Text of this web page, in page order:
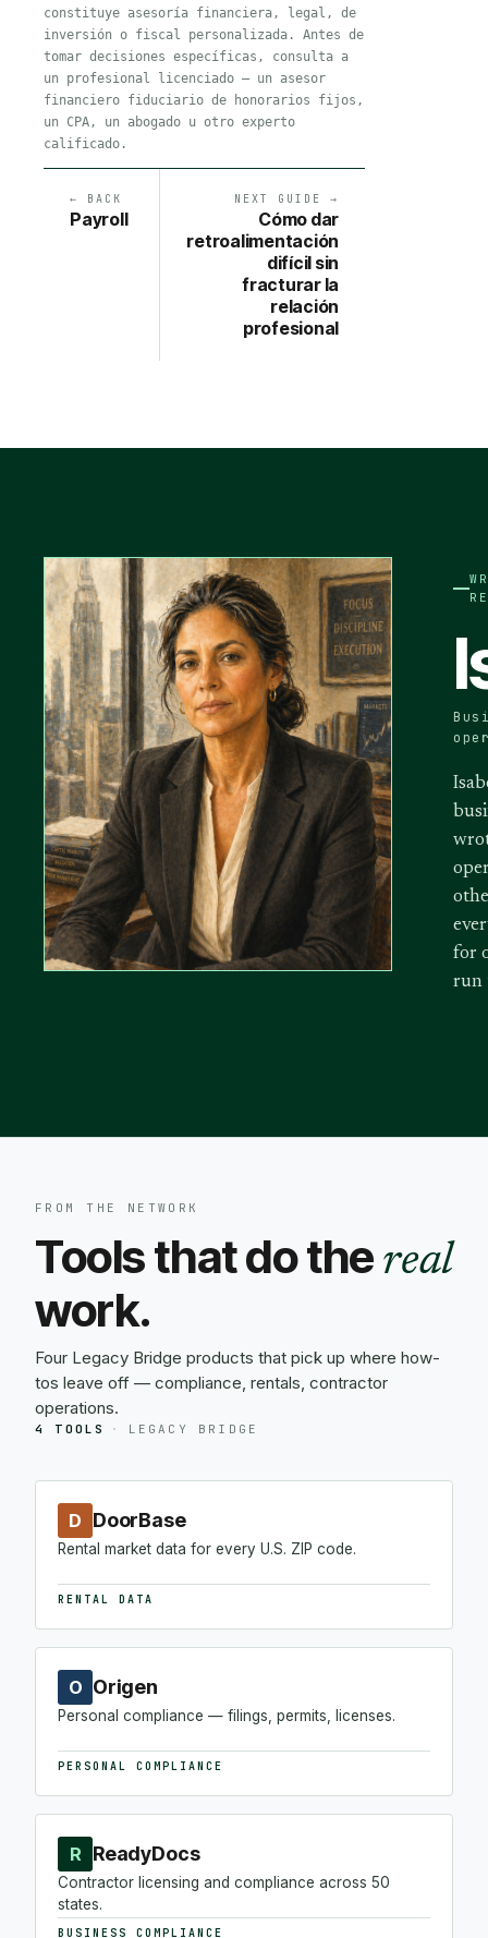
constituye asesoría financiera, legal, de
inversión o fiscal personalizada. Antes de
tomar decisiones específicas, consulta a
un profesional licenciado — un asesor
financiero fiduciario de honorarios fijos,
un CPA, un abogado u otro experto
calificado.
← BACK
Payroll
NEXT GUIDE →
Cómo dar
retroalimentación
difícil sin
fracturar la
relación
profesional
for
run
FROM THE NETWORK
Tools that do the real
work.
Four Legacy Bridge products that pick up where how-
tos leave off — compliance, rentals, contractor
operations.
4 TOOLS · LEGACY BRIDGE
D DoorBase
Rental market data for every U.S. ZIP code.
RENTAL DATA
O Origen
Personal compliance — filings, permits, licenses.
PERSONAL COMPLIANCE
R ReadyDocs
Contractor licensing and compliance across 50
states.
BUSINESS COMPLIANCE